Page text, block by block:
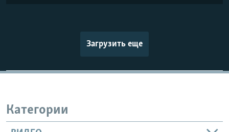
Загрузить еще
Категории